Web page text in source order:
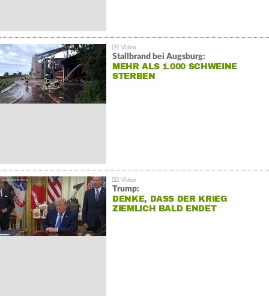
Stallbrand bei Augsburg:
MEHR ALS 1.000 SCHWEINE
STERBEN
Trump:
DENKE, DASS DER KRIEG
ZIEMLICH BALD ENDET